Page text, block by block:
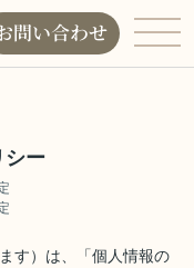
問い合わせ
シー
す）は、「個人情報の